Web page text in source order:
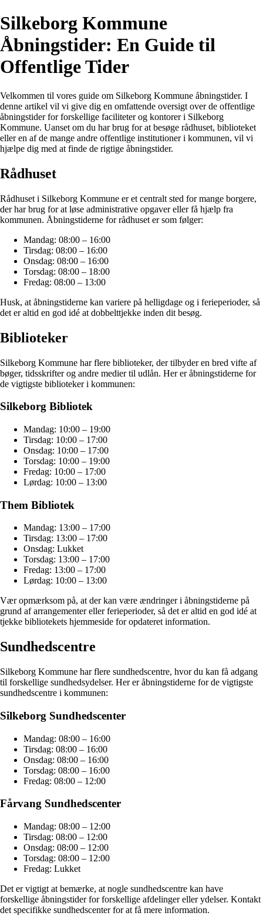
Silkeborg Kommune
Åbningstider: En Guide til
Offentlige Tider
Velkommen til vores guide om Silkeborg Kommune åbningstider. I
denne artikel vil vi give dig en omfattende oversigt over de offentlige
åbningstider for forskellige faciliteter og kontorer i Silkeborg
Kommune. Uanset om du har brug for at besøge rådhuset, biblioteket
eller en af de mange andre offentlige institutioner i kommunen, vil vi
hjælpe dig med at finde de rigtige åbningstider.
Rådhuset
Rådhuset i Silkeborg Kommune er et centralt sted for mange borgere,
der har brug for at løse administrative opgaver eller få hjælp fra
kommunen. Åbningstiderne for rådhuset er som følger:
Mandag: 08:00 – 16:00
Tirsdag: 08:00 – 16:00
Onsdag: 08:00 – 16:00
Torsdag: 08:00 – 18:00
Fredag: 08:00 – 13:00
Husk, at åbningstiderne kan variere på helligdage og i ferieperioder, så
det er altid en god idé at dobbelttjekke inden dit besøg.
Biblioteker
Silkeborg Kommune har flere biblioteker, der tilbyder en bred vifte af
bøger, tidsskrifter og andre medier til udlån. Her er åbningstiderne for
de vigtigste biblioteker i kommunen:
Silkeborg Bibliotek
Mandag: 10:00 – 19:00
Tirsdag: 10:00 – 17:00
Onsdag: 10:00 – 17:00
Torsdag: 10:00 – 19:00
Fredag: 10:00 – 17:00
Lørdag: 10:00 – 13:00
Them Bibliotek
Mandag: 13:00 – 17:00
Tirsdag: 13:00 – 17:00
Onsdag: Lukket
Torsdag: 13:00 – 17:00
Fredag: 13:00 – 17:00
Lørdag: 10:00 – 13:00
Vær opmærksom på, at der kan være ændringer i åbningstiderne på
grund af arrangementer eller ferieperioder, så det er altid en god idé at
tjekke bibliotekets hjemmeside for opdateret information.
Sundhedscentre
Silkeborg Kommune har flere sundhedscentre, hvor du kan få adgang
til forskellige sundhedsydelser. Her er åbningstiderne for de vigtigste
sundhedscentre i kommunen:
Silkeborg Sundhedscenter
Mandag: 08:00 – 16:00
Tirsdag: 08:00 – 16:00
Onsdag: 08:00 – 16:00
Torsdag: 08:00 – 16:00
Fredag: 08:00 – 12:00
Fårvang Sundhedscenter
Mandag: 08:00 – 12:00
Tirsdag: 08:00 – 12:00
Onsdag: 08:00 – 12:00
Torsdag: 08:00 – 12:00
Fredag: Lukket
Det er vigtigt at bemærke, at nogle sundhedscentre kan have
forskellige åbningstider for forskellige afdelinger eller ydelser. Kontakt
det specifikke sundhedscenter for at få mere information.